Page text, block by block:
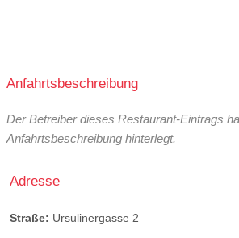
Anfahrtsbeschreibung
Der Betreiber dieses Restaurant-Eintrags
Anfahrtsbeschreibung hinterlegt.
Adresse
Straße: Ursulinergasse 2